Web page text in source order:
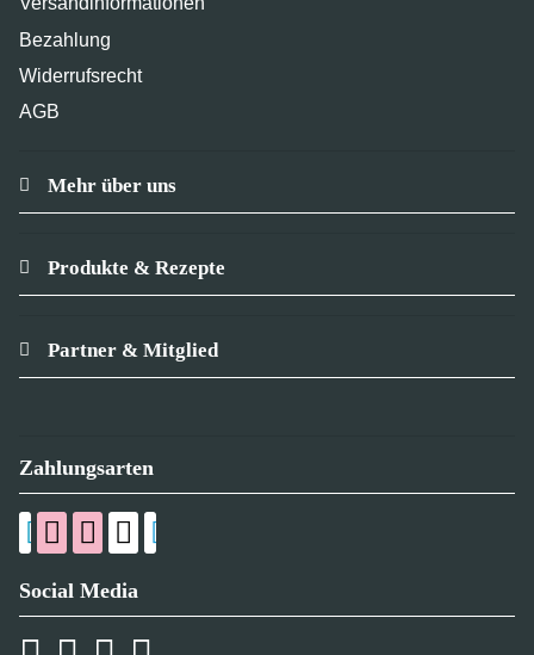
Bezahlung
Widerrufsrecht
AGB
Mehr über uns
Produkte & Rezepte
Partner & Mitglied
Zahlungsarten
Social Media